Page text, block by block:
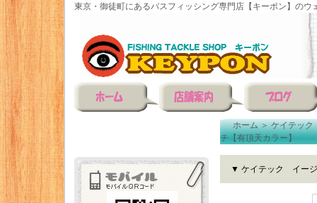
東京・御徒町にあるバスフィッシング専門店【キーポン】のウ
ホーム＞ケイテック
チ【有頂天カラー】
▼ ケイテック イージ